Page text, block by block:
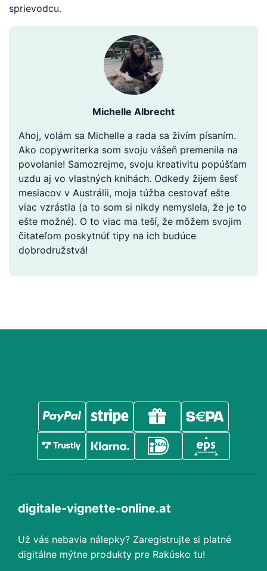
sprievodcu.
Michelle Albrecht
Ahoj, volám sa Michelle a rada sa živím písaním.
Ako copywriterka som svoju vášeň premenila na
povolanie! Samozrejme, svoju kreativitu popúšťam
uzdu aj vo vlastných knihách. Odkedy žijem šesť
mesiacov v Austrálii, moja túžba cestovať ešte
viac vzrástla (a to som si nikdy nemyslela, že je to
ešte možné). O to viac ma teší, že môžem svojim
čitateľom poskytnúť tipy na ich budúce
dobrodružstvá!
digitale-vignette-online.at
Už vás nebavia nálepky? Zaregistrujte si platné
digitálne mýtne produkty pre Rakúsko tu!